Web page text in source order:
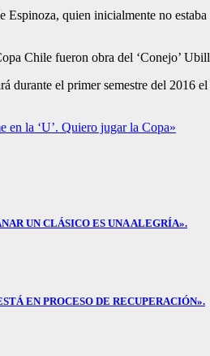
Espinoza, quien inicialmente no
Chile fueron obra del ‘Conejo’
durante el primer semestre del 2016
en la ‘U’. Quiero jugar la Copa»
UN CLÁSICO ES UNA ALEGRÍA».
EN PROCESO DE RECUPERACIÓN».